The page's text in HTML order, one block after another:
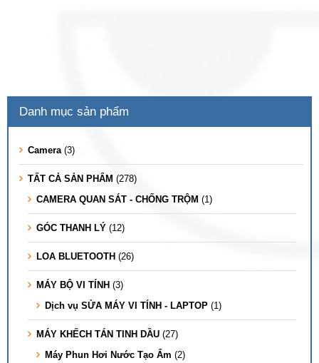
Danh mục sản phẩm
Camera (3)
TẤT CẢ SẢN PHẨM (278)
CAMERA QUAN SÁT - CHỐNG TRỘM (1)
GÓC THANH LÝ (12)
LOA BLUETOOTH (26)
MÁY BỘ VI TÍNH (3)
Dịch vụ SỬA MÁY VI TÍNH - LAPTOP (1)
MÁY KHẾCH TÁN TINH DẦU (27)
Máy Phun Hơi Nước Tạo Ẩm (2)